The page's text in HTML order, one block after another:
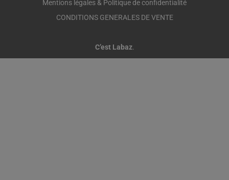
Mentions légales & Politique de confidentialité
CONDITIONS GENERALES DE VENTE
C’est Labaz.